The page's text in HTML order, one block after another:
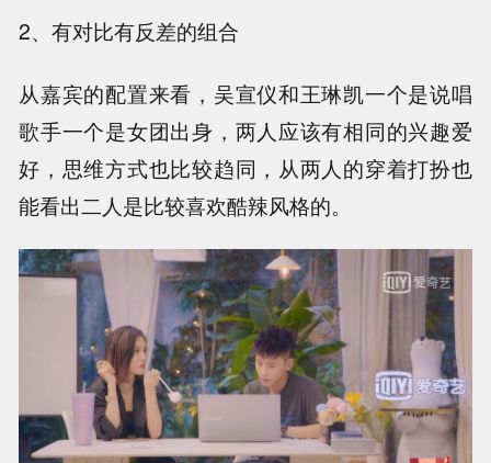
2、有对比有反差的组合
从嘉宾的配置来看，吴宣仪和王琳凯一个是说唱
歌手一个是女团出身，两人应该有相同的兴趣爱
好，思维方式也比较趋同，从两人的穿着打扮也
能看出二人是比较喜欢酷辣风格的。